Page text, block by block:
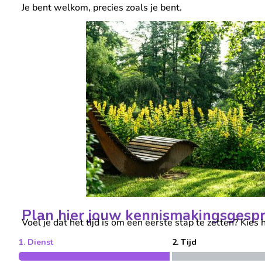
Je bent welkom, precies zoals je bent.
Plan hier jouw
Voel je dat het tijd is om een eerste stap te zetten?
1. Dienst 2. Tijd